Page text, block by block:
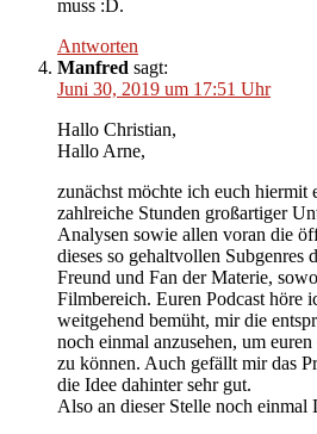
muss :D.
Antworten
Manfred sagt:
Juni 30, 2019 um 17:51 Uhr
Hallo Christian,
Hallo Arne,
zunächst möchte ich euch hiermit
zahlreiche Stunden großartiger
Analysen sowie allen voran die
dieses so gehaltvollen Subgenres
Freund und Fan der Materie,
Filmbereich. Euren Podcast höre
weitgehend bemüht, mir die
noch einmal anzusehen, um
zu können. Auch gefällt mir das
die Idee dahinter sehr gut.
Also an dieser Stelle noch